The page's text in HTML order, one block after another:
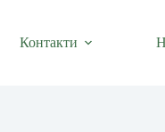
Контакти